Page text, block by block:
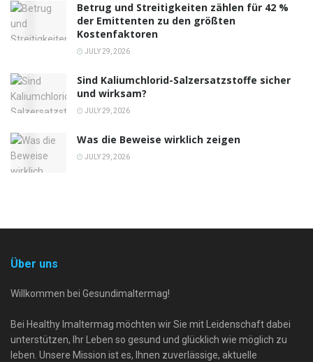
Betrug und Streitigkeiten zählen für 42 %
der Emittenten zu den größten
Kostenfaktoren
JULY 29, 2026
Sind Kaliumchlorid-Salzersatzstoffe sicher
und wirksam?
JULY 29, 2026
Was die Beweise wirklich zeigen
JULY 29, 2026
Über uns
Willkommen bei Gesundimaltermag!
Bei Healthy Imaltermag möchten wir Sie mit Leidenschaft dabei
unterstützen, Ihr Leben so gesund und glücklich wie möglich zu
leben. Unsere Mission ist es, Ihnen zuverlässige, aktuelle